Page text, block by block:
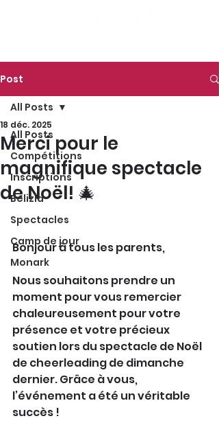
Post
All Posts
Compétitions
Inscriptions
Belizia
Spectacles
Camp de jour
Monark
All Posts
Merci pour le
magnifique spectacle
de Noël! 🎄
18 déc. 2025
Bonjour à tous les parents,
Nous souhaitons prendre un
moment pour vous remercier
chaleureusement pour votre
présence et votre précieux
soutien lors du spectacle de Noël
de cheerleading de dimanche
dernier. Grâce à vous,
l’événement a été un véritable
succès !